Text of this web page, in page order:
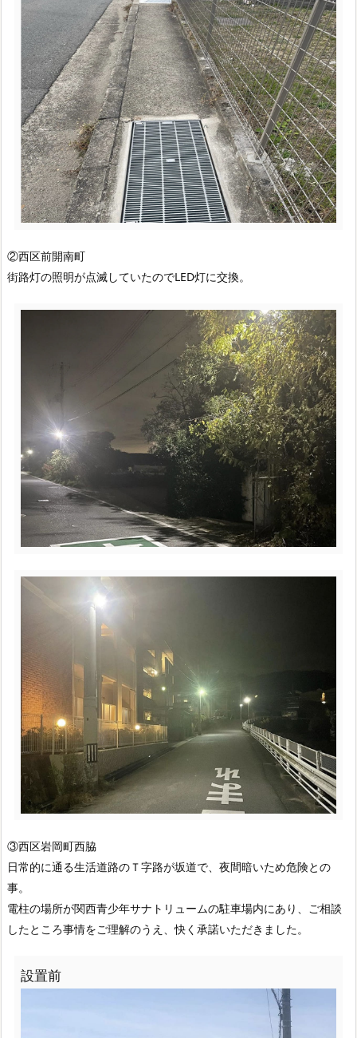
②西区前開南町
街路灯の照明が点滅していたのでLED灯に交換。
③西区岩岡町西脇
日常的に通る生活道路のＴ字路が坂道で、夜間暗いため危険との
事。
電柱の場所が関西青少年サナトリュームの駐車場内にあり、ご相談
したところ事情をご理解のうえ、快く承諾いただきました。
設置前